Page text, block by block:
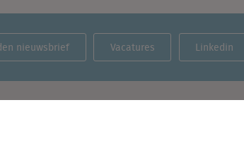
nieuwsbrief Vacatures Linkedin